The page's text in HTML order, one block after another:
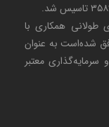
طولانی همکاری با
شده‌است به عنوان
معتبر